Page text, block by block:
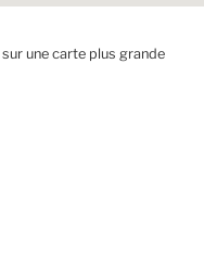
sur une carte plus grande